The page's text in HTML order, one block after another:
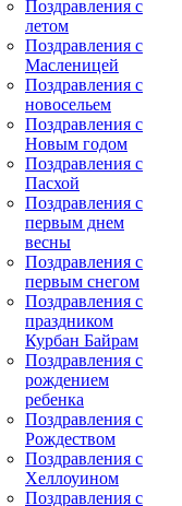
Поздравления с
летом
Поздравления с
Масленицей
Поздравления с
новосельем
Поздравления с
Новым годом
Поздравления с
Пасхой
Поздравления с
первым днем
весны
Поздравления с
первым снегом
Поздравления с
праздником
Курбан Байрам
Поздравления с
рождением
ребенка
Поздравления с
Рождеством
Поздравления с
Хеллоуином
Поздравления с